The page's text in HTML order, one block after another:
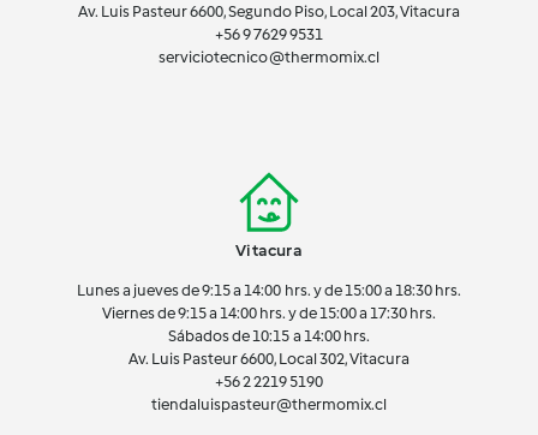
Av. Luis Pasteur 6600, Segundo Piso, Local 203, Vitacura
+56 9 7629 9531
serviciotecnico@thermomix.cl
Vitacura
Lunes a jueves de 9:15 a 14:00 hrs. y de 15:00 a 18:30 hrs.
Viernes de 9:15 a 14:00 hrs. y de 15:00 a 17:30 hrs.
Sábados de 10:15 a 14:00 hrs.
Av. Luis Pasteur 6600, Local 302, Vitacura
+56 2 2219 5190
tiendaluispasteur@thermomix.cl